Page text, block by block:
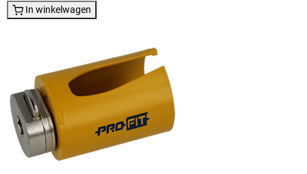
In winkelwagen